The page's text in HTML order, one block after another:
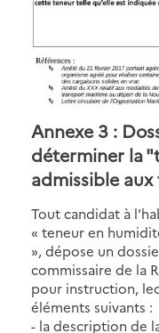
Annexe 3 :
déterminer la
admissible
Tout candidat à
« teneur en
», dépose un
commissaire de la
pour instruction,
éléments suivants :
- la description de